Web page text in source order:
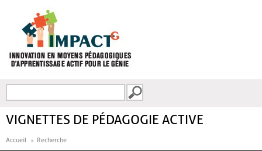
FORMULAIRE DE
VIGNETTES DE PÉDAGOGIE ACTIVE
Accueil Recherche